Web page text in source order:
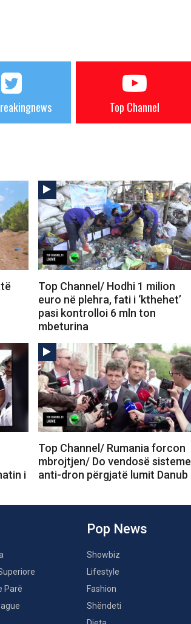
Top Channel
Top Channel/ Hodhi 1 milion
euro në plehra, fati i ‘kthehet’
pasi kontrolloi 6 mln ton
mbeturina
i
Top Channel/ Rumania forcon
mbrojtjen/ Do vendosë sisteme
anti-dron përgjatë lumit Danub
Parë
Pop News
Showbiz
Lifestyle
Fashion
Shëndeti